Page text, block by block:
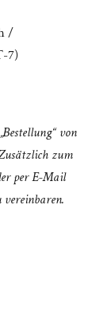
/
7)
von
zum
per E-Mail